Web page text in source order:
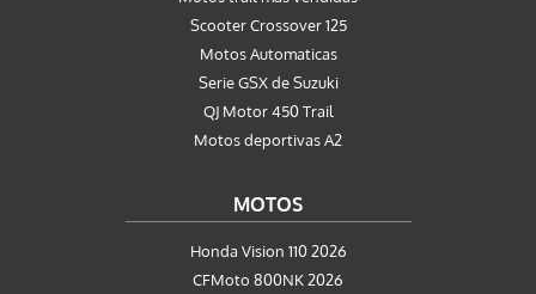
Scooter Crossover 125
Motos Automaticas
Serie GSX de Suzuki
QJ Motor 450 Trail
Motos deportivas A2
MOTOS
Honda Vision 110 2026
CFMoto 800NK 2026